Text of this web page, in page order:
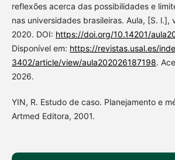
reflexões acerca das possibilidades e
nas universidades brasileiras. Aula, [S. l.],
2020. DOI: https://doi.org/10.14201/
Disponível em: https://revistas.usal.es/
3402/article/view/aula202026187198.
2026.
YIN, R. Estudo de caso. Planejamento e
Artmed Editora, 2001.